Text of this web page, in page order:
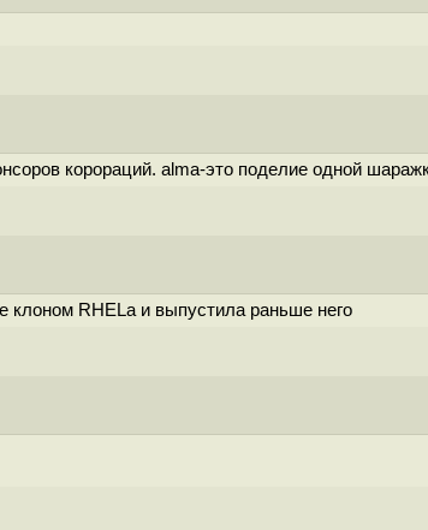
корораций. alma-это поделие одной
клоном RHELа и выпустила раньше него